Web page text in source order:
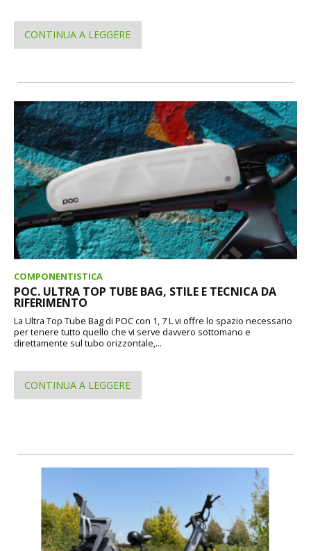
CONTINUA A LEGGERE
COMPONENTISTICA
POC. ULTRA TOP TUBE BAG, STILE E TECNICA DA
RIFERIMENTO
La Ultra Top Tube Bag di POC con 1, 7 L vi offre lo spazio necessario
per tenere tutto quello che vi serve davvero sottomano e
direttamente sul tubo orizzontale,...
CONTINUA A LEGGERE